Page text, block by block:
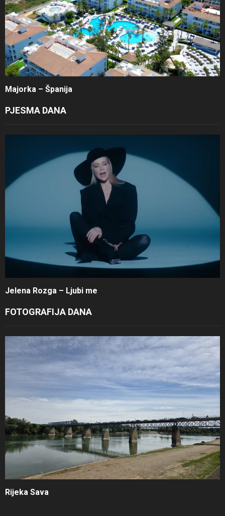
Majorka – Španija
PJESMA DANA
Jelena Rozga – Ljubi me
FOTOGRAFIJA DANA
Rijeka Sava